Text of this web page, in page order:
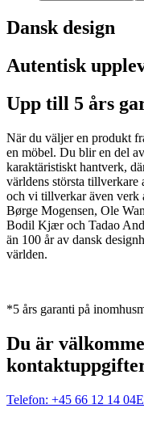
Dansk design
Autentisk
Upp till 5 års
När du väljer en produkt
en möbel. Du blir en del
karaktäristiskt hantverk,
världens största tillverkare
och vi tillverkar även verk
Børge Mogensen, Ole
Bodil Kjær och Tadao
än 100 år av dansk
världen.
*5 års garanti på
Du är
Telefon: +45 66 12 14 04